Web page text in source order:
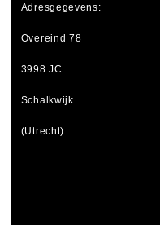
Adresgegevens:
Overeind 78
3998 JC
Schalkwijk
(Utrecht)